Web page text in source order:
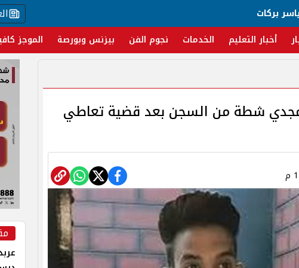
بركات
أخبار التعليم الخدمات نجوم الفن بيزنس وبورصة الموجز
مجدي شطة من السجن بعد قضية تعاطي